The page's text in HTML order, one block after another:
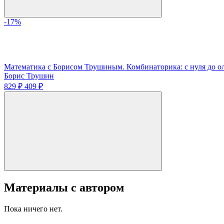
-17%
Математика с Борисом Трушиным. Комбинаторика: с нуля до
Борис Трушин
829 ₽ 409 ₽
Материалы с автором
Пока ничего нет.